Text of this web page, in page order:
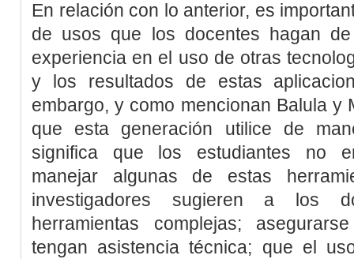
En relación con lo anterior, es
de usos que los docentes hagan
experiencia en el uso de otras
y los resultados de estas
embargo, y como mencionan Balula y
que esta generación utilice de
significa que los estudiantes no
manejar algunas de estas
investigadores sugieren a los
herramientas complejas;
tengan asistencia técnica; que el